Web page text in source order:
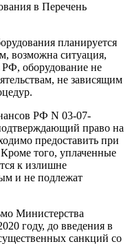
в Перечень
планируется
возможна ситуация,
РФ, оборудование не
не зависящим
РФ N 03-07-
право на
предоставить при
того, уплаченные
к излишне
и не подлежат
Министерства
году, до введения в
санкций со